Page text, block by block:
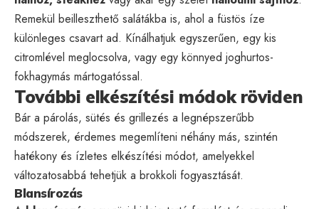
Remekül beilleszthető salátákba is, ahol a füstös íze
különleges csavart ad. Kínálhatjuk egyszerűen, egy kis
citromlével meglocsolva, vagy egy könnyed joghurtos-
fokhagymás mártogatóssal.
További elkészítési módok röviden
Bár a párolás, sütés és grillezés a legnépszerűbb
módszerek, érdemes megemlíteni néhány más, szintén
hatékony és ízletes elkészítési módot, amelyekkel
változatosabbá tehetjük a brokkoli fogyasztását.
Blansírozás